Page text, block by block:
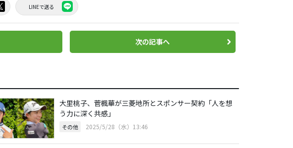
LINEで送る
次の記事へ
大里桃子、菅楓華が三菱地所とスポンサー契約「人を想
う力に深く共感」
その他 2025/5/28（水）13:46